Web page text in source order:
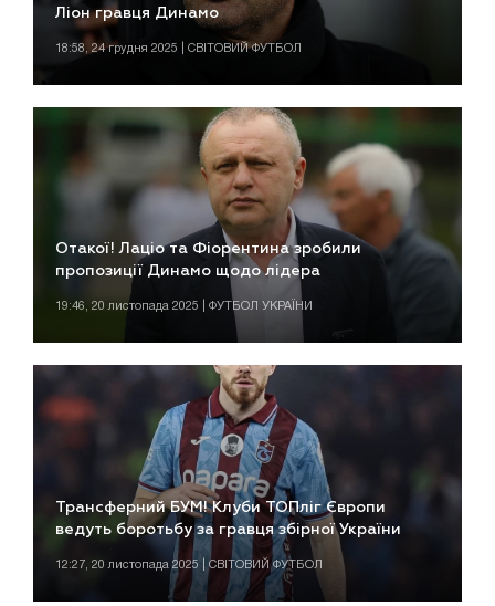
Ліон гравця Динамо
18:58, 24 грудня 2025 | СВІТОВИЙ ФУТБОЛ
Отакої! Лаціо та Фіорентина зробили
пропозиції Динамо щодо лідера
19:46, 20 листопада 2025 | ФУТБОЛ УКРАЇНИ
Трансферний БУМ! Клуби ТОПліг Європи
ведуть боротьбу за гравця збірної України
12:27, 20 листопада 2025 | СВІТОВИЙ ФУТБОЛ